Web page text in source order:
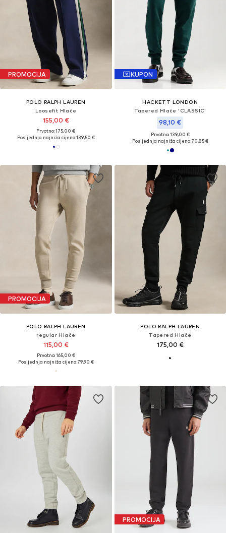
PROMOCIJA
POLO RALPH LAUREN
Loosefit Hlače
155,00 €
Prvotno: 175,00 €
Posljednja najniža cijena:139,50 €
KUPON
HACKETT LONDON
Tapered Hlače 'CLASSIC'
98,10 €
Prvotno: 139,00 €
Posljednja najniža cijena:70,85 €
PROMOCIJA
POLO RALPH LAUREN
regular Hlače
115,00 €
Prvotno: 165,00 €
Posljednja najniža cijena:79,90 €
POLO RALPH LAUREN
Tapered Hlače
175,00 €
PROMOCIJA